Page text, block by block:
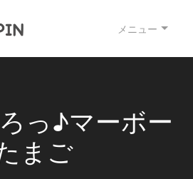
メニュー
っ♪マーボー
まご